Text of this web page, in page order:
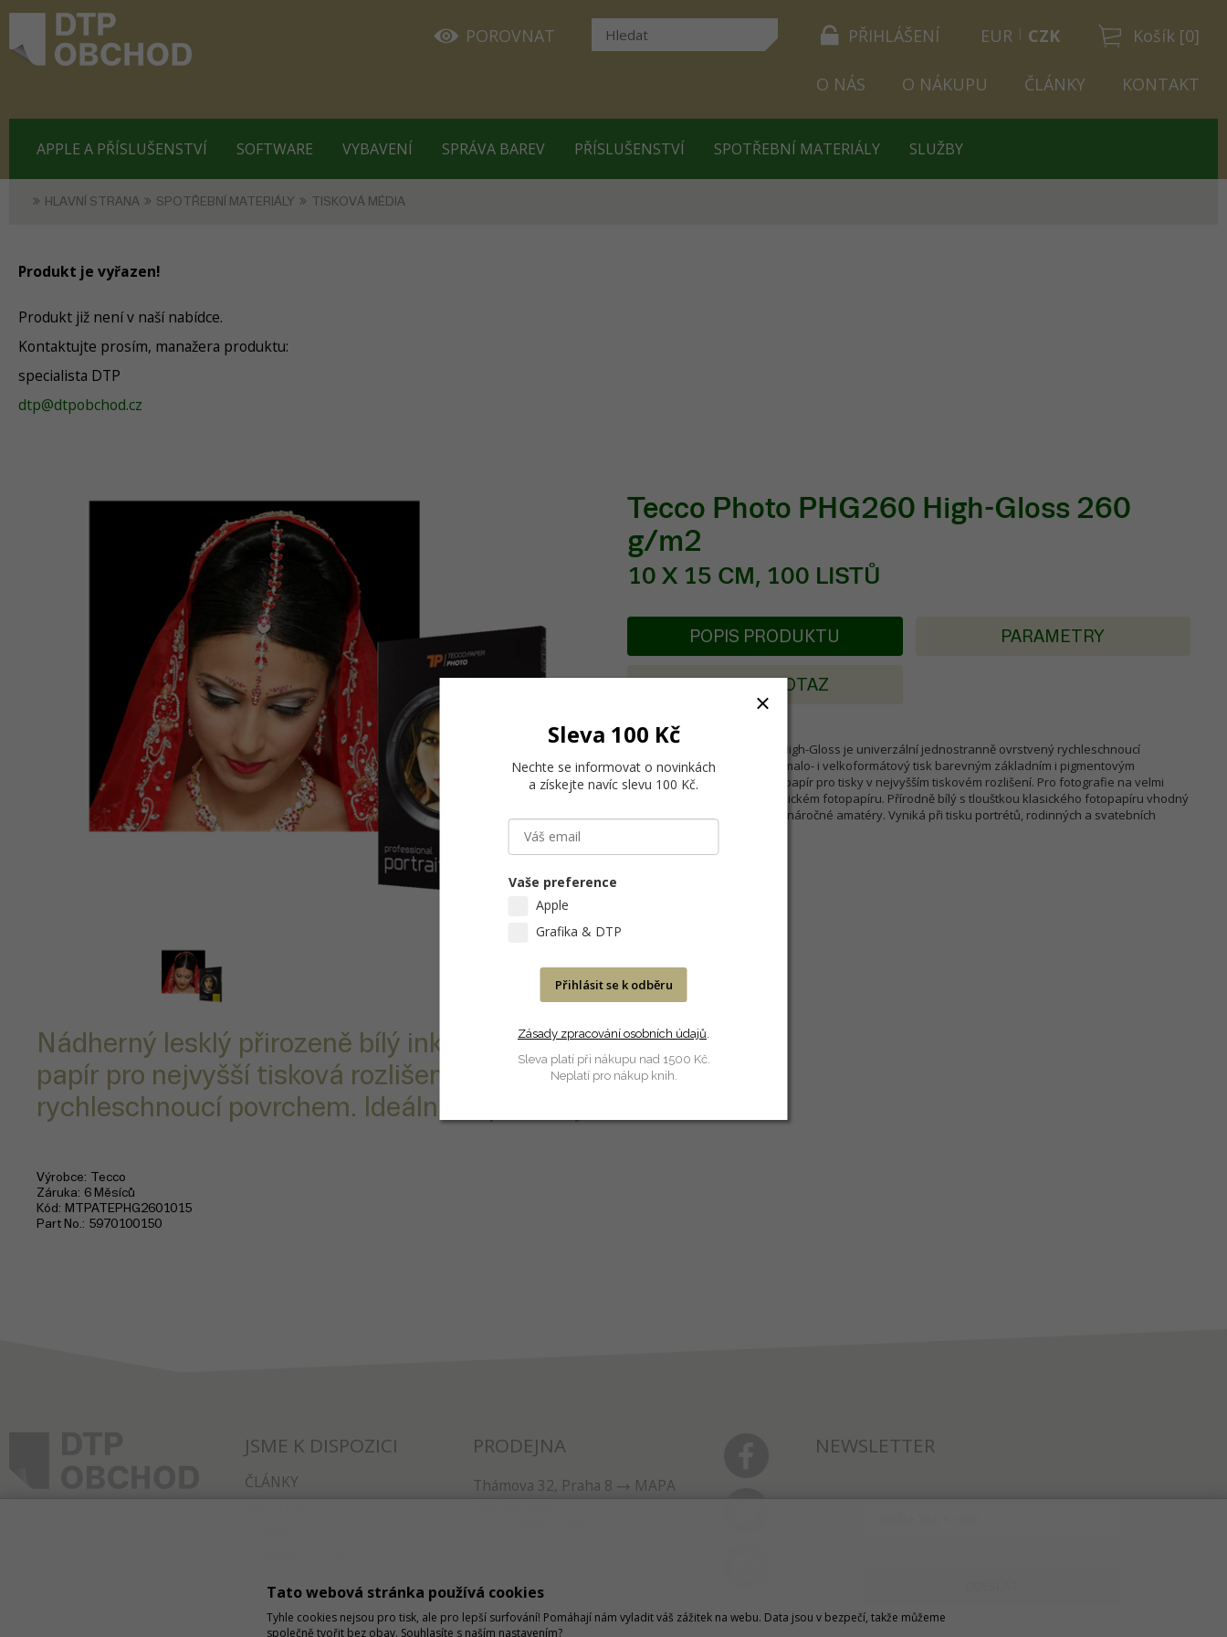
PŘIHLÁŠENÍ Košík [0]
POROVNAT EUR CZK
O NÁS O NÁKUPU ČLÁNKY KONTAKT
APPLE A PŘÍSLUŠENSTVÍ SOFTWARE VYBAVENÍ SPRÁVA BAREV PŘÍSLUŠENSTVÍ SPOTŘEBNÍ MATERIÁLY SLUŽBY
HLAVNÍ STRANA SPOTŘEBNÍ MATERIÁLY TISKOVÁ MÉDIA
Produkt je vyřazen!
Produkt již není v naší nabídce.
Kontaktujte prosím, manažera produktu:
specialista DTP
dtp@dtpobchod.cz
Tecco Photo PHG260 High-Gloss 260
g/m2
10 X 15 CM, 100 LISTŮ
Nádherný lesklý přirozeně bílý inkoustový
papír pro nejvyšší tisková rozlišení s
rychleschnoucí povrchem. Ideální na portréty.
Výrobce Tecco
Záruka 6 Měsíců
Kód
MTPATEPHG2601015
Part No. 5970100150
POPIS PRODUKTU PARAMETRY
POSLAT DOTAZ
Tecco Digital Photo PHG260 High-Gloss je univerzální jednostranně ovrstvený rychleschnoucí
mikropórovitý fotopapír pro malo- i velkoformátový tisk barevným základním i pigmentovým
inkoustem. Nádherný lesklý papír pro tisky v nejvyšším tiskovém rozlišení. Pro fotografie na velmi
lesklém povrchu jako na klasickém fotopapíru. Přírodně bílý s tlouštkou klasického fotopapíru vhodný
pro profesionální fotografy i náročné amatéry. Vyniká při tisku portrétů, rodinných a svatebních
JSME K DISPOZICI
ČLÁNKY
PRODEJNA
Thámova 32, Praha 8
MAPA
NEWSLETTER
Tato webová stránka používá cookies
Tyhle cookies nejsou pro tisk, ale pro lepší surfování! Pomáhají nám vyladit váš zážitek na webu. Data jsou v bezpečí, takže můžeme
společně tvořit bez obav. Souhlasíte s naším nastavením?
Sleva 100 Kč
Nechte se informovat o novinkách
a získejte navíc slevu 100 Kč.
Vaše preference
Apple
Grafika & DTP
Přihlásit se k odběru
Zásady zpracování osobních údajů.
Sleva platí při nákupu nad 1500 Kč.
Neplatí pro nákup knih.